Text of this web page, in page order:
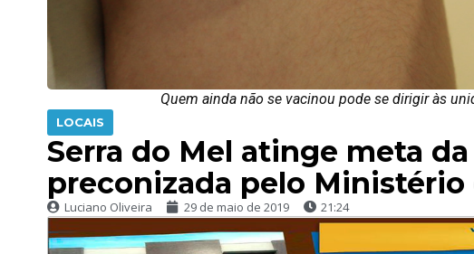
Quem ainda não se vacinou pode se dirigir às
LOCAIS
Serra do Mel atinge meta
preconizada pelo Ministério
Luciano Oliveira 29 de maio de 2019 21:24